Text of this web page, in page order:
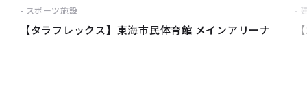
スポーツ施設
【タラフレックス】東海市民体育館 メインアリーナ